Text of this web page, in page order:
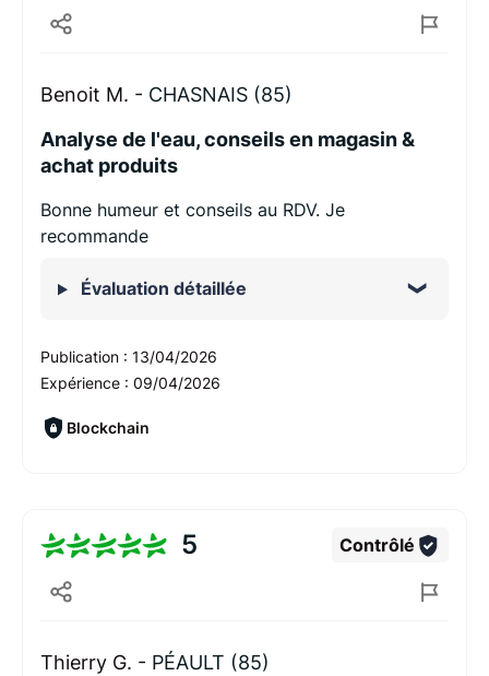
Benoit M. - CHASNAIS (85)
Analyse de l'eau, conseils en magasin &
achat produits
Bonne humeur et conseils au RDV. Je
recommande
Évaluation détaillée
Publication : 13/04/2026
Expérience : 09/04/2026
Blockchain
5 Contrôlé
Thierry G. - PÉAULT (85)